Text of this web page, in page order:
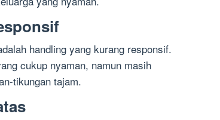
handling yang kurang responsif.
cukup nyaman, namun masih
tikungan tajam.